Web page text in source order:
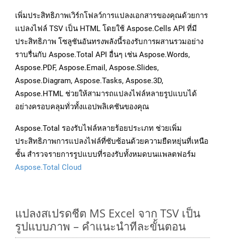
เพิ่มประสิทธิภาพเวิร์กโฟลว์การแปลงเอกสารของคุณด้วยการ
แปลงไฟล์ TSV เป็น HTML โดยใช้ Aspose.Cells API ที่มี
ประสิทธิภาพ โซลูชันอันทรงพลังนี้รองรับการผสานรวมอย่าง
ราบรื่นกับ Aspose.Total API อื่นๆ เช่น Aspose.Words,
Aspose.PDF, Aspose.Email, Aspose.Slides,
Aspose.Diagram, Aspose.Tasks, Aspose.3D,
Aspose.HTML ช่วยให้สามารถแปลงไฟล์หลายรูปแบบได้
อย่างครอบคลุมทั่วทั้งแอปพลิเคชันของคุณ
Aspose.Total รองรับไฟล์หลายร้อยประเภท ช่วยเพิ่ม
ประสิทธิภาพการแปลงไฟล์ที่ซับซ้อนด้วยความยืดหยุ่นที่เหนือ
ชั้น สำรวจรายการรูปแบบที่รองรับทั้งหมดบนแพลตฟอร์ม
Aspose.Total Cloud
แปลงสเปรดชีต MS Excel จาก TSV เป็น
รูปแบบภาพ – คำแนะนำทีละขั้นตอน